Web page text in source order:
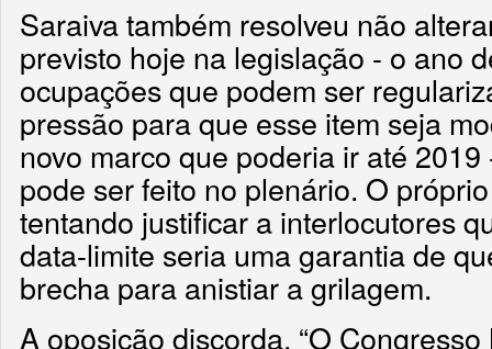
Saraiva também resolveu não
previsto hoje na legislação - o ano
ocupações que podem ser
pressão para que esse item seja
novo marco que poderia ir até
pode ser feito no plenário. O
tentando justificar a interlocutores
data-limite seria uma garantia de
brecha para anistiar a grilagem.
A oposição discorda. “O